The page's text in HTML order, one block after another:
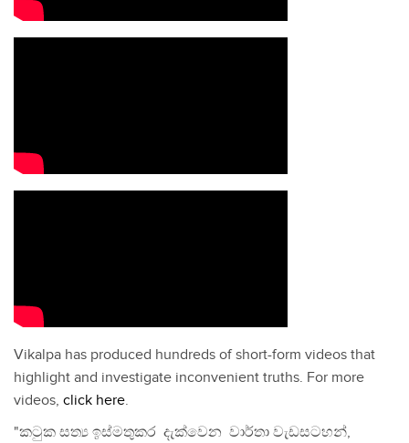
Vikalpa has produced hundreds of short-form videos that
highlight and investigate inconvenient truths. For more
videos, click here.
"කටුක සත්‍ය ඉස්මතුකර දැක්වෙන වාර්තා වැඩසටහන්,